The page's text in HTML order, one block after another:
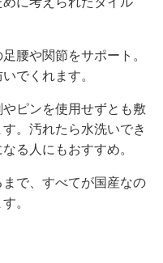
腰や関節をサポート。
でくれます。
ピンを使用せずとも敷
。汚れたら水洗いでき
る人にもおすすめ。
で、すべてが国産なの
。